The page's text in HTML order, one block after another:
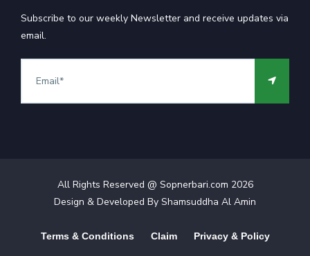
Subscribe to our weekly Newsletter and receive updates via
email.
All Rights Reserved @ Sopnerbari.com 2026
Design & Developed By Shamsuddha Al Amin
Terms & Conditions Claim Privacy & Policy